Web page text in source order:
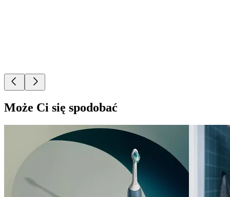
Może Ci się spodobać